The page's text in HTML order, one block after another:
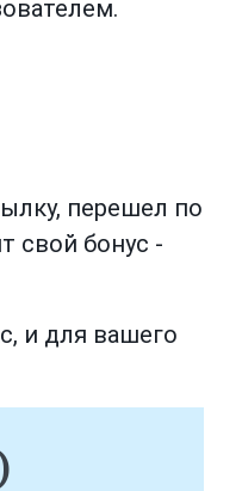
перешел по
свой бонус -
и для вашего